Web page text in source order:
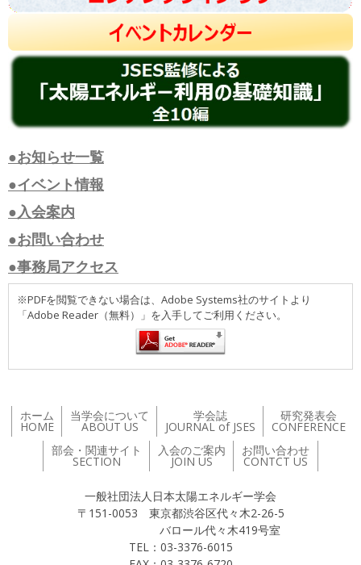
●お知らせ一覧
●イベント情報
●入会案内
●お問い合わせ
●事務局アクセス
※PDFを閲覧できない場合は、Adobe Systems社のサイトより
「Adobe Reader（無料）」を入手してご利用ください。
ホーム
HOME
当学会について
ABOUT US
学会誌
JOURNAL of JSES
研究発表会
CONFERENCE
部会・関連サイト
SECTION
入会のご案内
JOIN US
お問い合わせ
CONTCT US
一般社団法人日本太陽エネルギー学会
〒151-0053 東京都渋谷区代々木2-26-5
バロール代々木419号室
TEL：03-3376-6015